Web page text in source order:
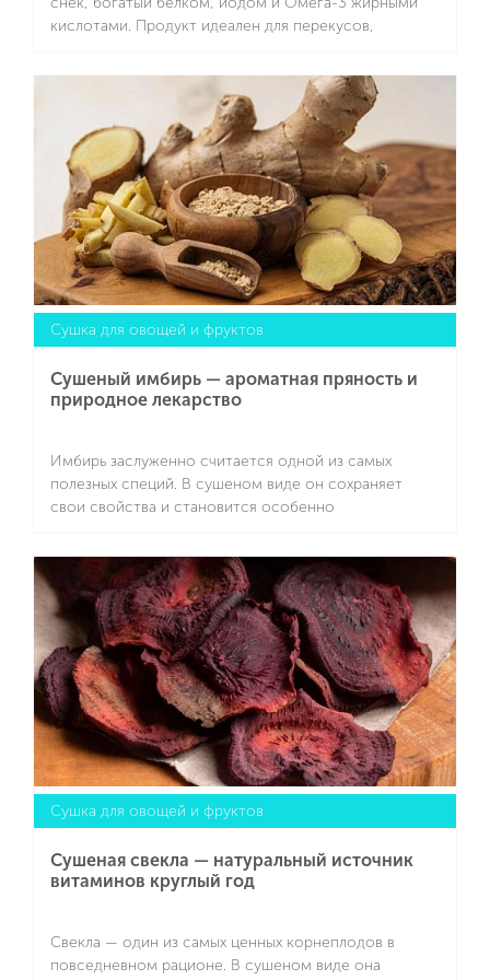
кислотами. Продукт идеален для перекусов,
придерживается диеты или ищет здоровую
альтернативу магазинным снекам.
Подробнее
Сушка для овощей и фруктов
Сушеный имбирь — ароматная пряность и
природное лекарство
Имбирь заслуженно считается одной из самых
полезных специй. В сушеном виде он сохраняет
свои свойства и становится особенно
корень обладает выраженным тонизирующим,
противовоспалительным и общеукрепляющим
действием. Его активно используют в кулинарии,
домашней медицине и косметологии. Сушеный
имбирь подходит для заваривания целебного чая,
приготовления пряной выпечки, маринадов, соусов,
настоек и даже в составе натуральных скрабов.
Подробнее
Сушка для овощей и фруктов
Сушеная свекла — натуральный источник
витаминов круглый год
Свекла — один из самых ценных корнеплодов в
повседневном рационе. В сушеном виде она